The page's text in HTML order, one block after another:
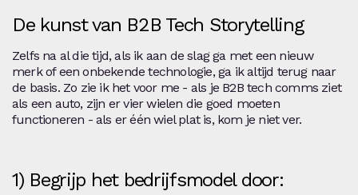
De kunst van B2B Tech Storytelling
Zelfs na al die tijd, als ik aan de slag ga met een nieuw
merk of een onbekende technologie, ga ik altijd terug naar
de basis. Zo zie ik het voor me - als je B2B tech comms ziet
als een auto, zijn er vier wielen die goed moeten
functioneren - als er één wiel plat is, kom je niet ver.
1) Begrijp het bedrijfsmodel door: